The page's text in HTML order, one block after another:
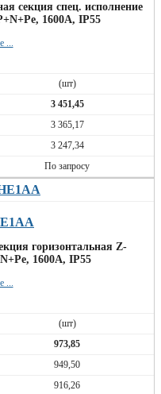
секция спец. исполнение
1600А, IP55
...
(шт)
3 451,45
3 365,17
3 247,34
По запросу
горизонтальная Z-
1600А, IP55
...
(шт)
973,85
949,50
916,26